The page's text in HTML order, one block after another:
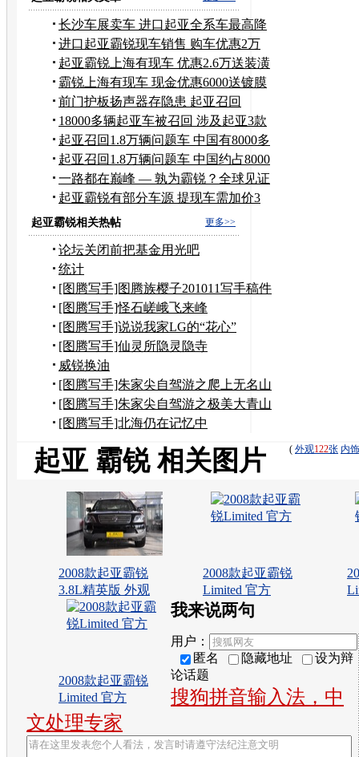
长沙车展卖车 进口起亚全系车最高降
3万
进口起亚霸锐现车销售 购车优惠2万
元
起亚霸锐上海有现车 优惠2.6万送装潢
霸锐上海有现车 现金优惠6000送镀膜
装饰
前门护板扬声器存隐患 起亚召回
18147辆车
18000多辆起亚车被召回 涉及起亚3款
车型
起亚召回1.8万辆问题车 中国有8000多
辆
起亚召回1.8万辆问题车 中国约占8000
辆
一路都在巅峰 — 孰为霸锐？全球见证
起亚霸锐有部分车源 提现车需加价3
万元
更多>>
起亚霸锐相关热帖
论坛关闭前把基金用光吧
统计
[图腾写手]图腾族樱子201011写手稿件
汇总
[图腾写手]怪石嵯峨飞来峰
[图腾写手]说说我家LG的“花心”
[图腾写手]仙灵所隐灵隐寺
威锐换油
[图腾写手]朱家尖自驾游之爬上无名山
[图腾写手]朱家尖自驾游之极美大青山
[图腾写手]北海仍在记忆中
( 外观122张 内饰
起亚 霸锐 相关图片
2008款起亚霸锐
3.8L精英版 外观
2008款起亚霸锐
Limited 官方
2008款起亚霸锐
Limited 官方
我来说两句
用户：
匿名
隐藏地址
设为辩
论话题
搜狗拼音输入法，中
文处理专家